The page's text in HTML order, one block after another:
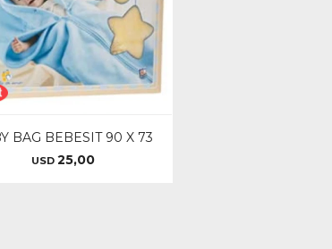
BAG BEBESIT 90 X 73
USD 25,00